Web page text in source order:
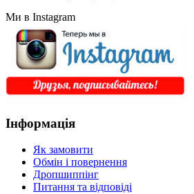
Ми в Instagram
Інформація
Як замовити
Обмін і повернення
Дропшиппінг
Питання та відповіді